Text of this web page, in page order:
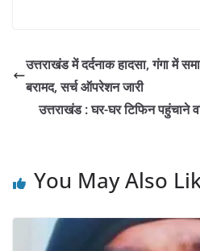
उत्तराखंड में दर्दनाक हादसा, गंगा में
बरामद, सर्च ऑपरेशन जारी
उत्तराखंड : घर-घर टिफिन पहुंचाने
You May Also